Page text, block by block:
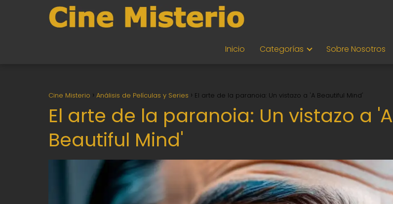
Inicio Categorías Sobre Nosotros
Cine Misterio Análisis de Películas y Series El arte de la paranoia: Un vistazo a 'A Beautiful Mind'
El arte de la paranoia: Un vistazo a 'A
Beautiful Mind'